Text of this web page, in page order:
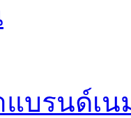
แบรนด์เน